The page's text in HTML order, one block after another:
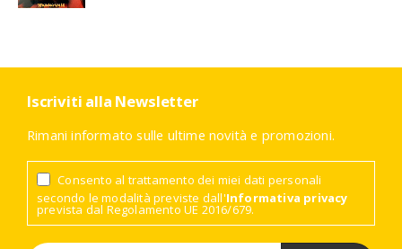
Iscriviti alla Newsletter
Rimani informato sulle ultime novità e promozioni.
Consento al trattamento dei miei dati personali
secondo le modalità previste dall'Informativa privacy
prevista dal Regolamento UE 2016/679.